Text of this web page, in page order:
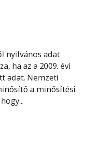
nyilvános adat
ha az a 2009. évi
adat. Nemzeti
a minősítési